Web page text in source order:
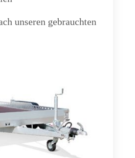
unseren gebrauchten